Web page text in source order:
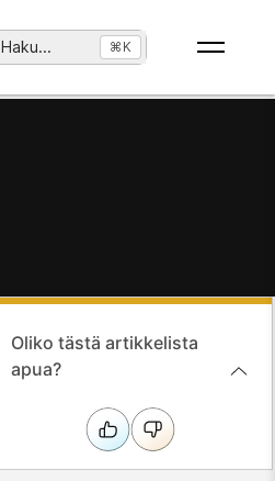
Haku... ⌘K
Oliko tästä artikkelista
apua?